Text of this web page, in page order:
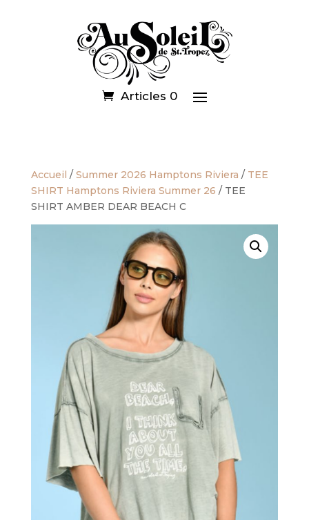
Articles 0
Accueil / Summer 2026 Hamptons Riviera / TEE
SHIRT Hamptons Riviera Summer 26 / TEE
SHIRT AMBER DEAR BEACH C